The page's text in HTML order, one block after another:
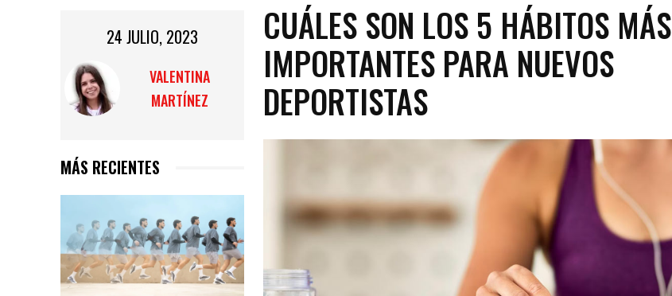
24 JULIO, 2023
VALENTINA
MARTÍNEZ
MÁS RECIENTES
CUÁLES SON LOS 5 HÁBITOS MÁS
IMPORTANTES PARA NUEVOS
DEPORTISTAS